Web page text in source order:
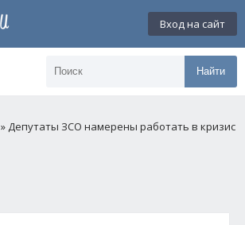
Вход на сайт
Найти
» Депутаты ЗСО намерены работать в кризис